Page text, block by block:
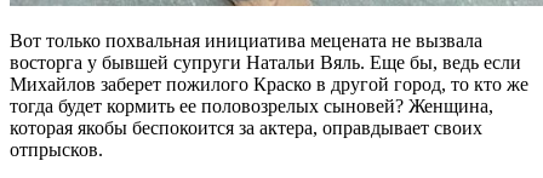
Вот только похвальная инициатива мецената не вызвала
восторга у бывшей супруги Натальи Вяль. Еще бы, ведь если
Михайлов заберет пожилого Краско в другой город, то кто же
тогда будет кормить ее половозрелых сыновей? Женщина,
которая якобы беспокоится за актера, оправдывает своих
отпрысков.